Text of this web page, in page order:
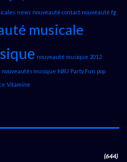
news nouveauté contact nouveauté fg
musicale
nouveauté musique 2012
nouveautés musique NRJ Party Fun pop
Vitamine
(644)